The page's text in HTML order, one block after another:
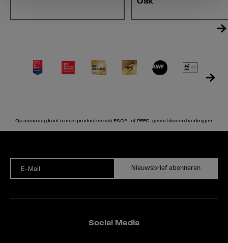
Op aanvraag kunt u onze producten ook FSC®- of PEFC-gecertificeerd verkrijgen.
E-Mail Nieuwsbrief abonneren
Social Media